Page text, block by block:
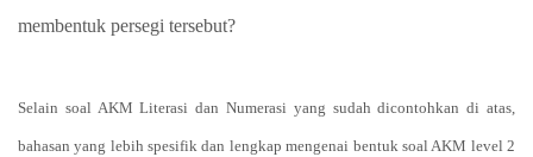
membentuk persegi tersebut?
Selain soal AKM Literasi dan Numerasi yang sudah dicontohkan di atas,
bahasan yang lebih spesifik dan lengkap mengenai bentuk soal AKM level 2